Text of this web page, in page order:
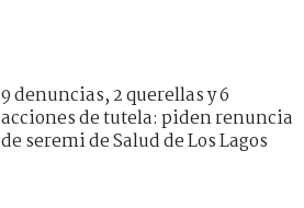
9 denuncias, 2 querellas y 6
acciones de tutela: piden renuncia
de seremi de Salud de Los Lagos